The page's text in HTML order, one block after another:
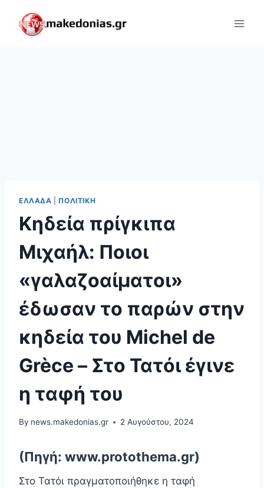
content
ΕΛΛΆΔΑ ΠΟΛΙΤΙΚΉ
Κηδεία πρίγκιπα
Μιχαήλ: Ποιοι
«γαλαζοαίματοι»
έδωσαν το παρών στην
κηδεία του Michel de
Grèce – Στο Τατόι έγινε
η ταφή του
By news.makedonias.gr 2 Αυγούστου, 2024
(Πηγή: www.protothema.gr)
Στο Τατόι πραγματοποιήθηκε η ταφή